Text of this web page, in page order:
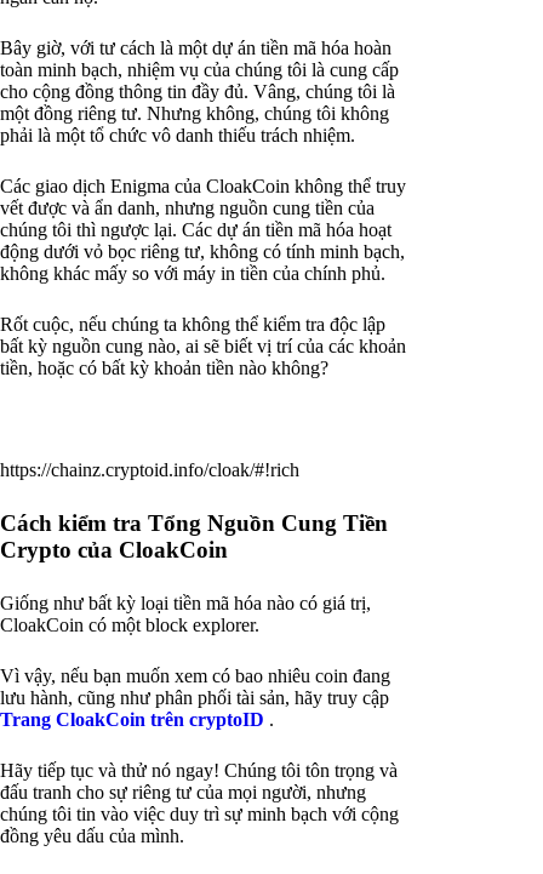
Bây giờ, với tư cách là một dự án tiền mã hóa hoàn
toàn minh bạch, nhiệm vụ của chúng tôi là cung cấp
cho cộng đồng thông tin đầy đủ. Vâng, chúng tôi là
một đồng riêng tư. Nhưng không, chúng tôi không
phải là một tổ chức vô danh thiếu trách nhiệm.
Các giao dịch Enigma của CloakCoin không thể truy
vết được và ẩn danh, nhưng nguồn cung tiền của
chúng tôi thì ngược lại. Các dự án tiền mã hóa hoạt
động dưới vỏ bọc riêng tư, không có tính minh bạch,
không khác mấy so với máy in tiền của chính phủ.
Rốt cuộc, nếu chúng ta không thể kiểm tra độc lập
bất kỳ nguồn cung nào, ai sẽ biết vị trí của các khoản
tiền, hoặc có bất kỳ khoản tiền nào không?
https://chainz.cryptoid.info/cloak/#!rich
Cách kiểm tra Tổng Nguồn Cung Tiền
Crypto của CloakCoin
Giống như bất kỳ loại tiền mã hóa nào có giá trị,
CloakCoin có một block explorer.
Vì vậy, nếu bạn muốn xem có bao nhiêu coin đang
lưu hành, cũng như phân phối tài sản, hãy truy cập
Trang CloakCoin trên cryptoID .
Hãy tiếp tục và thử nó ngay! Chúng tôi tôn trọng và
đấu tranh cho sự riêng tư của mọi người, nhưng
chúng tôi tin vào việc duy trì sự minh bạch với cộng
đồng yêu dấu của mình.